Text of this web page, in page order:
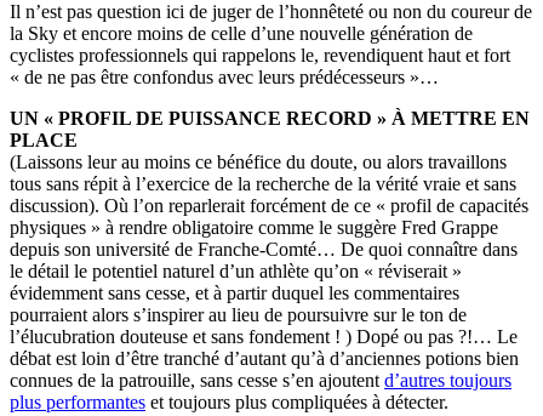
Il n’est pas question ici de juger de l’honnêteté ou non du coureur de
la Sky et encore moins de celle d’une nouvelle génération de
cyclistes professionnels qui rappelons le, revendiquent haut et fort
« de ne pas être confondus avec leurs prédécesseurs »…
UN « PROFIL DE PUISSANCE RECORD » À METTRE EN
PLACE
(Laissons leur au moins ce bénéfice du doute, ou alors travaillons
tous sans répit à l’exercice de la recherche de la vérité vraie et sans
discussion). Où l’on reparlerait forcément de ce « profil de capacités
physiques » à rendre obligatoire comme le suggère Fred Grappe
depuis son université de Franche-Comté… De quoi connaître dans
le détail le potentiel naturel d’un athlète qu’on « réviserait »
évidemment sans cesse, et à partir duquel les commentaires
pourraient alors s’inspirer au lieu de poursuivre sur le ton de
l’élucubration douteuse et sans fondement ! ) Dopé ou pas ?!… Le
débat est loin d’être tranché d’autant qu’à d’anciennes potions bien
connues de la patrouille, sans cesse s’en ajoutent d’autres toujours
plus performantes et toujours plus compliquées à détecter.